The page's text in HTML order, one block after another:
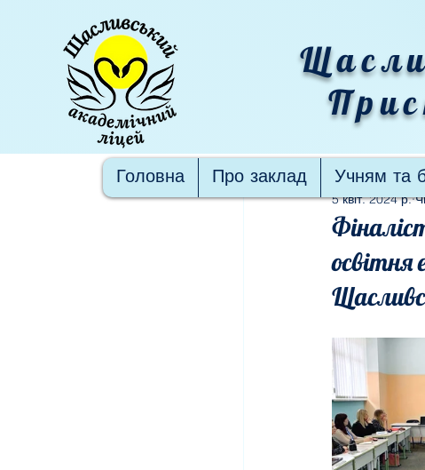
Головна Про заклад Учням та
освітня
5 квіт. 2024 р.